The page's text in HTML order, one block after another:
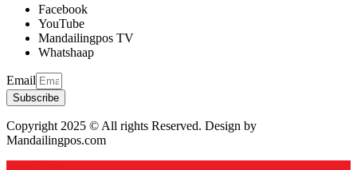
Facebook
YouTube
Mandailingpos TV
Whatshaap
Email
Subscribe
Copyright 2025 © All rights Reserved. Design by
Mandailingpos.com